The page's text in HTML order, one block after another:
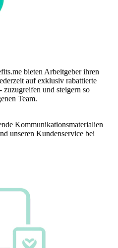
bieten Arbeitgeber ihren
auf exklusiv rabattierte
und steigern so
Team.
Kommunikationsmaterialien
unseren Kundenservice bei